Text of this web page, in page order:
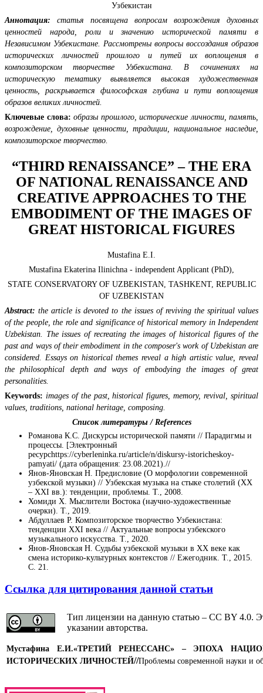
Узбекистан
Аннотация: статья посвящена вопросам возрождения духовных
ценностей народа, роли и значению исторической памяти в
Независимом Узбекистане. Рассмотрены вопросы воссоздания образов
исторических личностей прошлого и путей их воплощения в
композиторском творчестве Узбекистана. В сочинениях на
историческую тематику выявляется высокая художественная
ценность, раскрывается философская глубина и пути воплощения
образов великих личностей.
Ключевые слова: образы прошлого, исторические личности, память,
возрождение, духовные ценности, традиции, национальное наследие,
композиторское творчество.
“THIRD RENAISSANCE” – THE ERA
OF NATIONAL RENAISSANCE AND
CREATIVE APPROACHES TO THE
EMBODIMENT OF THE IMAGES OF
GREAT HISTORICAL FIGURES
Mustafina E.I.
Mustafina Ekaterina Ilinichna - independent Applicant (PhD),
STATE CONSERVATORY OF UZBEKISTAN, TASHKENT, REPUBLIC
OF UZBEKISTAN
Аbstract: the article is devoted to the issues of reviving the spiritual values
of the people, the role and significance of historical memory in Independent
Uzbekistan. The issues of recreating the images of historical figures of the
past and ways of their embodiment in the composer's work of Uzbekistan are
considered. Essays on historical themes reveal a high artistic value, reveal
the philosophical depth and ways of embodying the images of great
personalities.
Keywords: images of the past, historical figures, memory, revival, spiritual
values, traditions, national heritage, composing.
Список литературы / References
Романова К.С. Дискурсы исторической памяти // Парадигмы и
процессы. [Электронный
ресурсhttps://cyberleninka.ru/article/n/diskursy-istoricheskoy-
pamyati/ (дата обращения: 23.08.2021).//
Янов-Яновская Н. Предисловие (О морфологии современной
узбекской музыки) // Узбекская музыка на стыке столетий (XX
– XXI вв.): тенденции, проблемы. Т., 2008.
Хомиди Х. Мыслители Востока (научно-художественные
очерки). Т., 2019.
Абдуллаев Р. Композиторское творчество Узбекистана:
тенденции XXI века // Актуальные вопросы узбекского
музыкального искусства. Т., 2020.
Янов-Яновская Н. Судьбы узбекской музыки в ХХ веке как
смена историко-культурных контекстов // Ежегодник. Т., 2015.
С. 21.
Ссылка для цитирования данной статьи
Тип лицензии на данную статью – CC BY 4.0.
указании авторства.
Мустафина Е.И.«ТРЕТИЙ РЕНЕССАНС» – ЭПОХА
ИСТОРИЧЕСКИХ ЛИЧНОСТЕЙ//Проблемы современной науки и